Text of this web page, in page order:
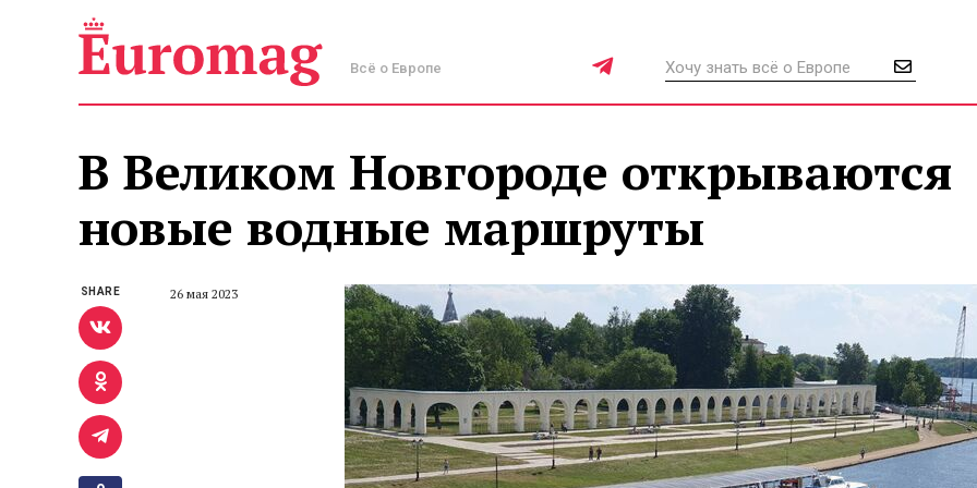
Всё о Европе
В Великом Новгороде открываются
новые водные маршруты
26 мая 2023
SHARE